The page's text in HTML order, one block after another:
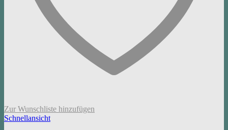
Zur Wunschliste hinzufügen
Schnellansicht